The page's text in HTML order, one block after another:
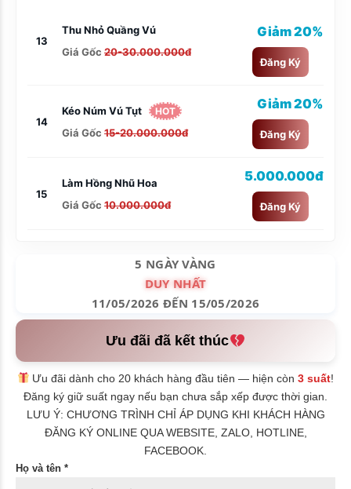
13
Thu Nhỏ Quầng Vú
Giá Gốc 20-30.000.000đ
Giảm 20%
Đăng Ký
14
Kéo Núm Vú Tụt HOT
Giá Gốc 15-20.000.000đ
Giảm 20%
Đăng Ký
15
Làm Hồng Nhũ Hoa
Giá Gốc 10.000.000đ
5.000.000đ
Đăng Ký
5 NGÀY VÀNG
DUY NHẤT
11/05/2026 ĐẾN 15/05/2026
Ưu đãi đã kết thúc
Ưu đãi dành cho 20 khách hàng đầu tiên — hiện còn3 suất!
Đăng ký giữ suất ngay nếu bạn chưa sắp xếp được thời gian.
LƯU Ý: CHƯƠNG TRÌNH CHỈ ÁP DỤNG KHI KHÁCH HÀNG
ĐĂNG KÝ ONLINE QUA WEBSITE, ZALO, HOTLINE,
FACEBOOK.
Họ và tên *